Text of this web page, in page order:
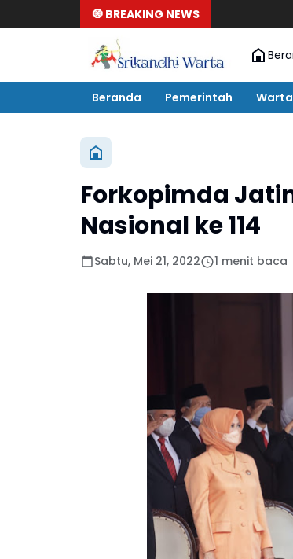
🧿 BREAKING NEWS
Beranda Pemerintah
Forkopimda
Nasional ke 114
Sabtu, Mei 21, 2022 1 menit baca